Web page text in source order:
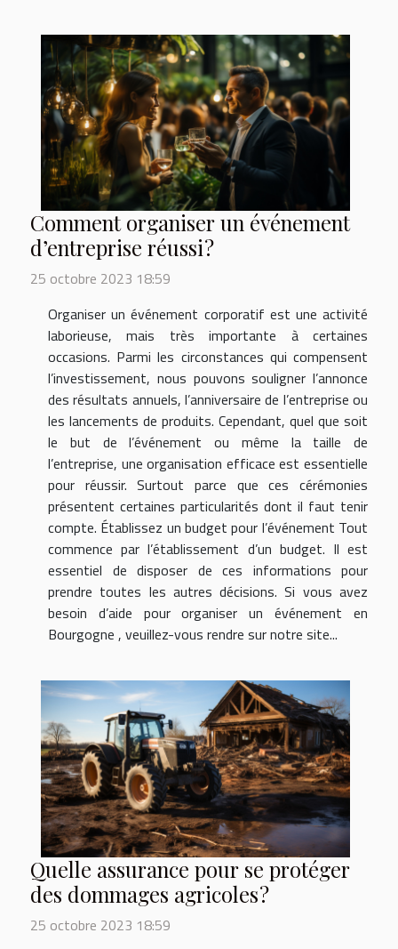
Comment organiser un événement
d’entreprise réussi ?
25 octobre 2023 18:59
Organiser un événement corporatif est une activité
laborieuse, mais très importante à certaines
occasions. Parmi les circonstances qui compensent
l’investissement, nous pouvons souligner l’annonce
des résultats annuels, l’anniversaire de l’entreprise ou
les lancements de produits. Cependant, quel que soit
le but de l’événement ou même la taille de
l’entreprise, une organisation efficace est essentielle
pour réussir. Surtout parce que ces cérémonies
présentent certaines particularités dont il faut tenir
compte. Établissez un budget pour l’événement Tout
commence par l’établissement d’un budget. Il est
essentiel de disposer de ces informations pour
prendre toutes les autres décisions. Si vous avez
besoin d’aide pour organiser un événement en
Bourgogne , veuillez-vous rendre sur notre site...
Quelle assurance pour se protéger
des dommages agricoles ?
25 octobre 2023 18:59